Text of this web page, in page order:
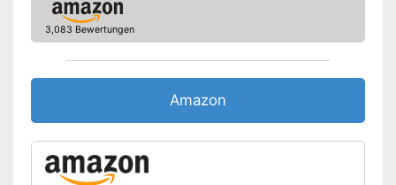
3,083 Bewertungen
Amazon